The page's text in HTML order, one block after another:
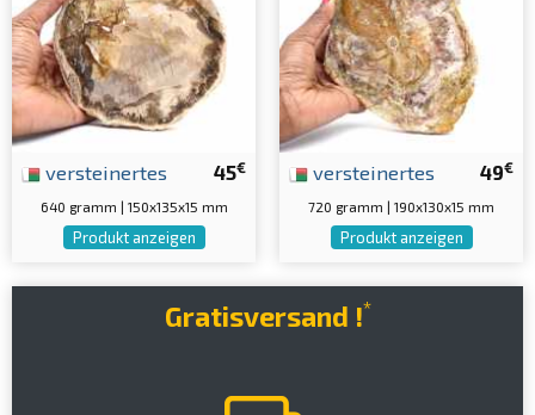
45€
versteinertes
640 gramm | 150x135x15 mm
Produkt anzeigen
49€
versteinertes
720 gramm | 190x130x15 mm
Produkt anzeigen
Gratisversand !*